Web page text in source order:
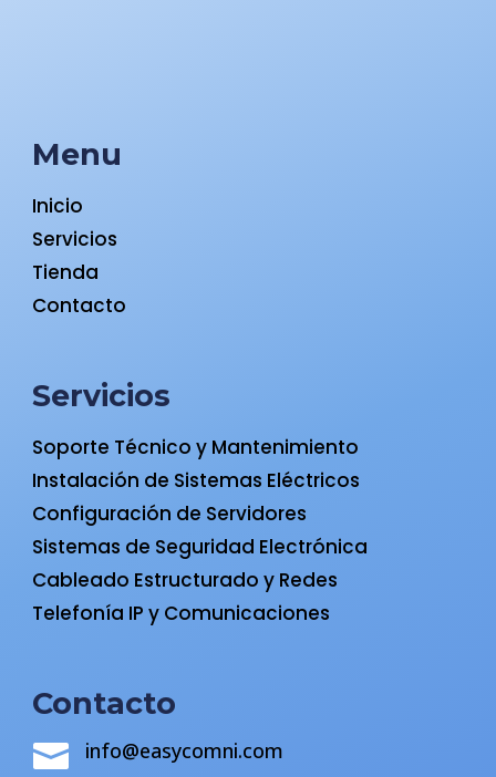
Menu
Inicio
Servicios
Tienda
Contacto
Servicios
Soporte Técnico y Mantenimiento
Instalación de Sistemas Eléctricos
Configuración de Servidores
Sistemas de Seguridad Electrónica
Cableado Estructurado y Redes
Telefonía IP y Comunicaciones
Contacto
 info@easycomni.com